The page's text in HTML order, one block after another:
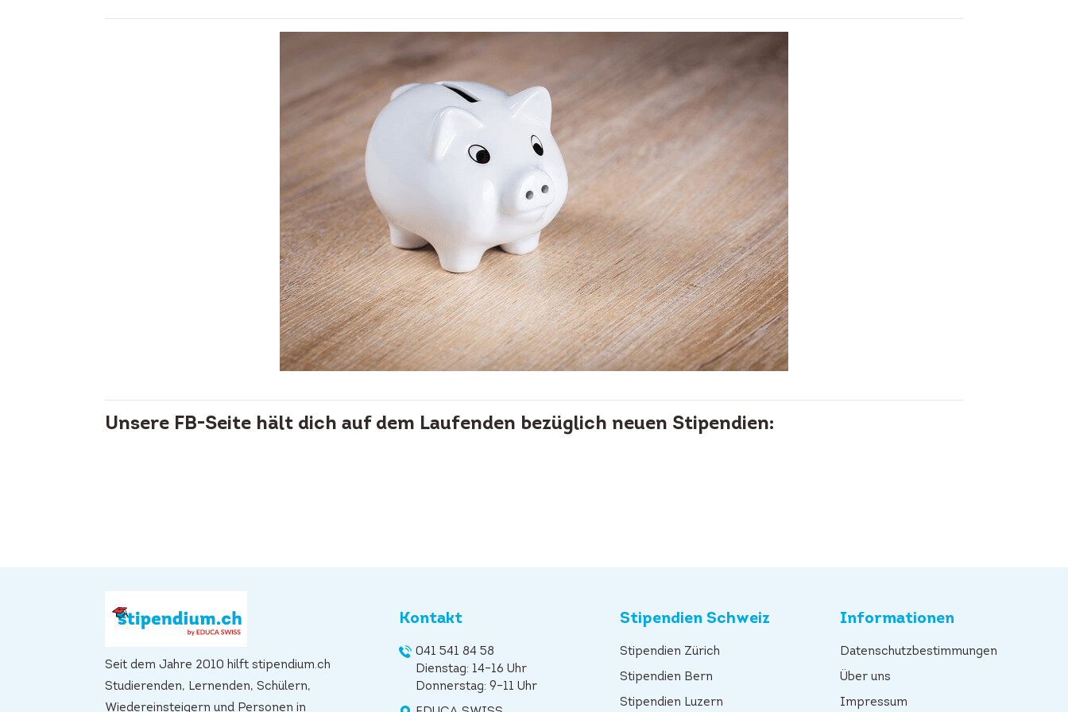
Unsere FB-Seite hält dich auf dem Laufenden bezüglich neuen Stipendien:
Seit dem Jahre 2010 hilft stipendium.ch
Studierenden, Lernenden, Schülern,
Wiedereinsteigern und Personen in
Kontakt
041 541 84 58
Dienstag: 14–16 Uhr
Donnerstag: 9–11 Uhr
Stipendien Schweiz
Stipendien Zürich
Stipendien Bern
Stipendien Luzern
Informationen
Datenschutzbestimmungen
Über uns
Impressum